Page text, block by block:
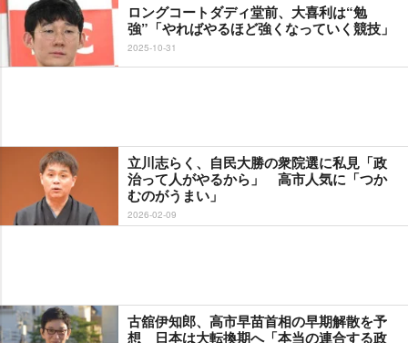
ロングコートダディ堂前、大喜利は“勉
強”「やればやるほど強くなっていく競技」
2025-10-31
立川志らく、自民大勝の衆院選に私見「政
治って人がやるから」 高市人気に「つか
むのがうまい」
2026-02-09
古舘伊知郎、高市早苗首相の早期解散を予
想 日本は大転換期へ「本当の連合する政